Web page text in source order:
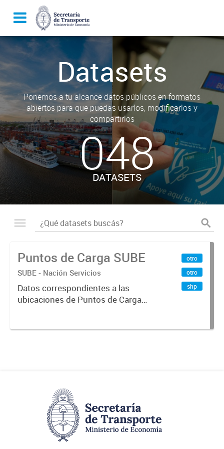
Datasets
Ponemos a tu alcance datos públicos en formatos
abiertos para que puedas usarlos, modificarlos y
compartirlos
048
DATASETS
Puntos de Carga SUBE
SUBE - Nación Servicios
Datos correspondientes a las
ubicaciones de Puntos de Carga
otro
otro
shp